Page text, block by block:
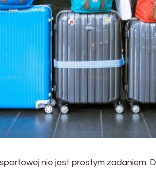
nie jest prostym zadaniem.